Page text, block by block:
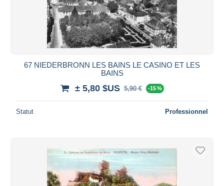
67 NIEDERBRONN LES BAINS LE CASINO ET LES
BAINS
± 5,80 $US 5,90 € -15 %
Statut Professionnel